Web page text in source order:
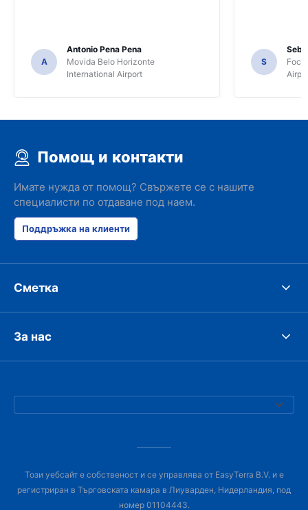
A
Antonio Pena Pena
Movida Belo Horizonte
International Airport
S
Foco
Помощ и контакти
Имате нужда от помощ? Свържете се с нашите
специалисти по отдаване под наем.
Поддръжка на клиенти
Сметка
За нас
Този уебсайт е собственост и се управлява от EasyTerra B.V. и е
регистриран в Търговската камара в Лиуварден, Нидерландия, под
номер 01104443.